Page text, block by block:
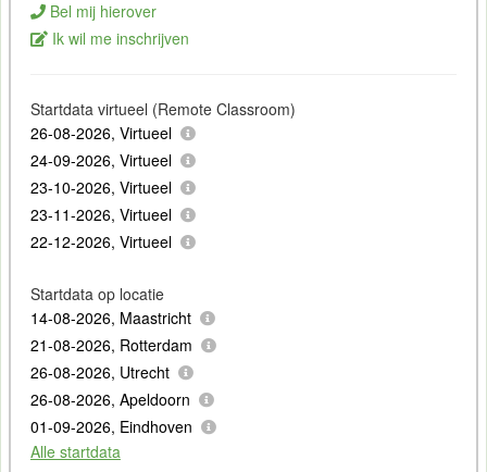
Bel mij hierover
Ik wil me inschrijven
Startdata virtueel (Remote Classroom)
26-08-2026, Virtueel
24-09-2026, Virtueel
23-10-2026, Virtueel
23-11-2026, Virtueel
22-12-2026, Virtueel
Startdata op locatie
14-08-2026, Maastricht
21-08-2026, Rotterdam
26-08-2026, Utrecht
26-08-2026, Apeldoorn
01-09-2026, Eindhoven
Alle startdata